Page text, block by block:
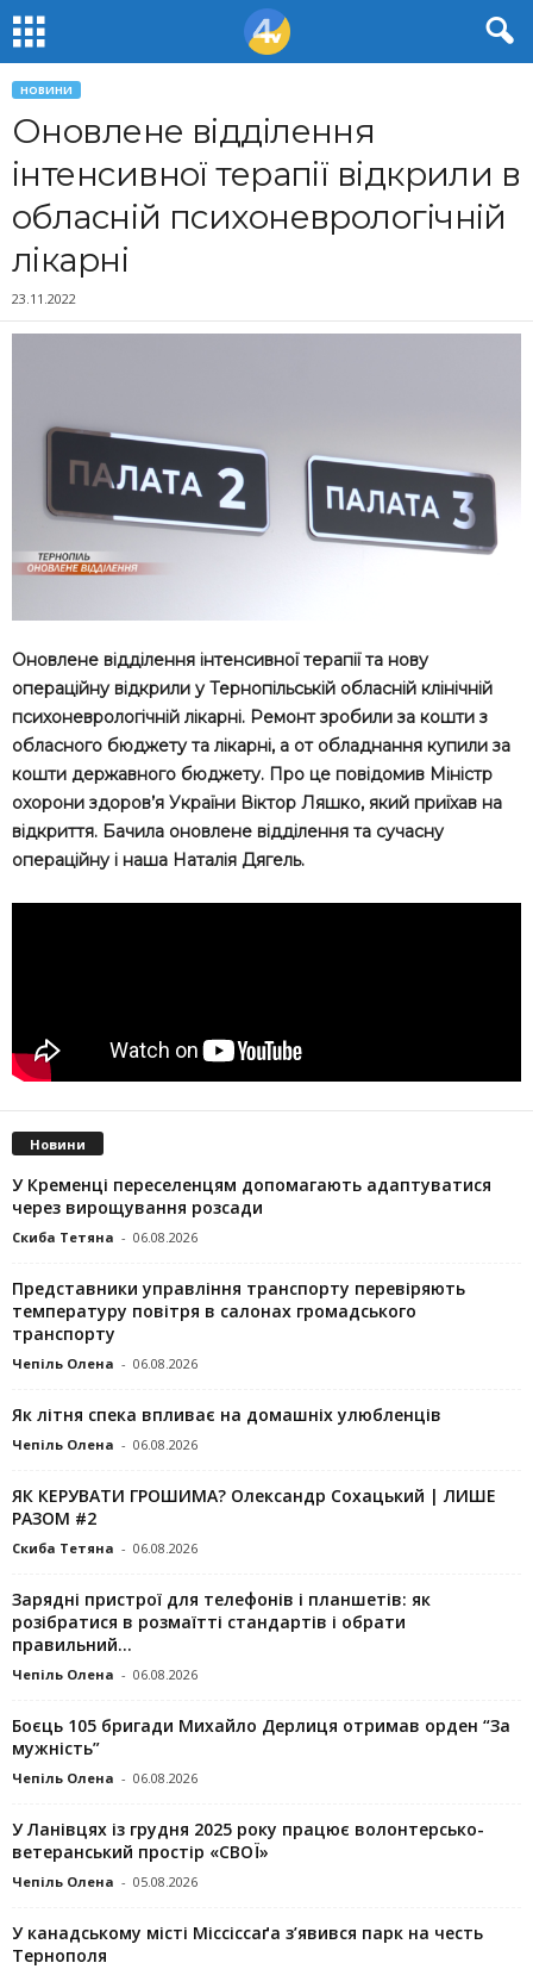
НОВИНИ
Оновлене відділення
інтенсивної терапії відкрили в
обласній психоневрологічній
лікарні
23.11.2022
Оновлене відділення інтенсивної терапії та нову
операційну відкрили у Тернопільській обласній клінічній
психоневрологічній лікарні. Ремонт зробили за кошти з
обласного бюджету та лікарні, а от обладнання купили за
кошти державного бюджету. Про це повідомив Міністр
охорони здоров’я України Віктор Ляшко, який приїхав на
відкриття. Бачила оновлене відділення та сучасну
операційну і наша Наталія Дягель.
Новини
У Кременці переселенцям допомагають адаптуватися
через вирощування розсади
Скиба Тетяна - 06.08.2026
Представники управління транспорту перевіряють
температуру повітря в салонах громадського
транспорту
Чепіль Олена - 06.08.2026
Як літня спека впливає на домашніх улюбленців
Чепіль Олена - 06.08.2026
ЯК КЕРУВАТИ ГРОШИМА? Олександр Сохацький | ЛИШЕ
РАЗОМ #2
Скиба Тетяна - 06.08.2026
Зарядні пристрої для телефонів і планшетів: як
розібратися в розмаїтті стандартів і обрати
правильний...
Чепіль Олена - 06.08.2026
Боєць 105 бригади Михайло Дерлиця отримав орден “За
мужність”
Чепіль Олена - 06.08.2026
У Ланівцях із грудня 2025 року працює волонтерсько-
ветеранський простір «СВОЇ»
Чепіль Олена - 05.08.2026
У канадському місті Міссіссаґа з’явився парк на честь
Тернополя